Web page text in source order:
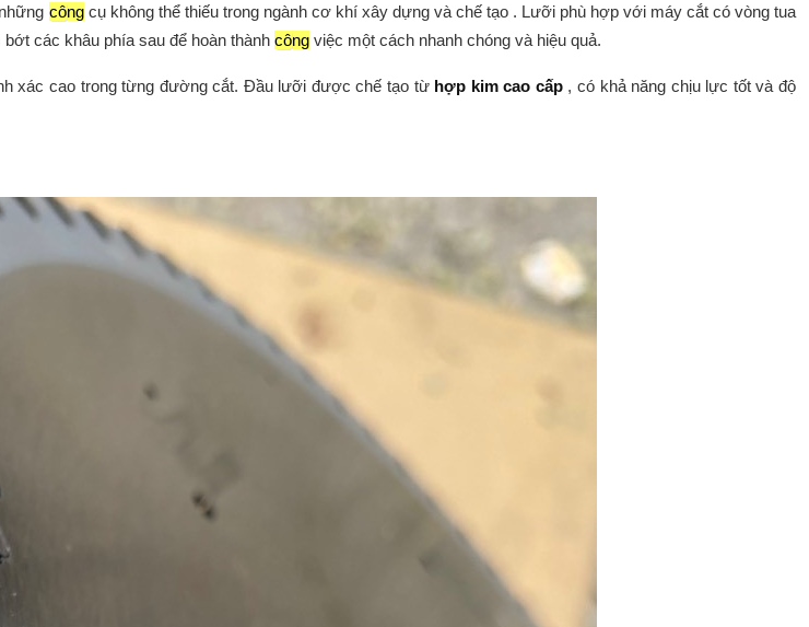
côngcụ không thể thiếu trong ngành cơ khí xây dựng và chế tạo . Lưỡi phù hợp với máy cắt có vòng tua
các khâu phía sau để hoàn thành công việc một cách nhanh chóng và hiệu quả.
xác cao trong từng đường cắt. Đầu lưỡi được chế tạo từ hợp kim cao cấp, có khả năng chịu lực tốt và độ